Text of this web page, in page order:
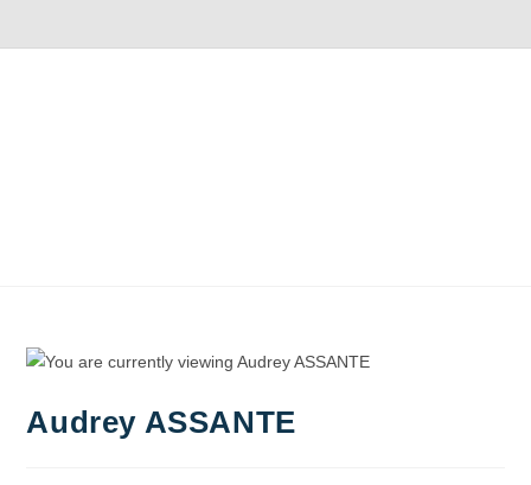
Audrey ASSANTE